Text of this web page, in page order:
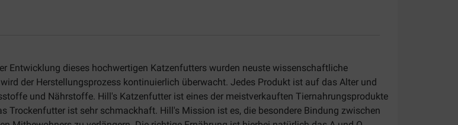
Entwicklung dieses hochwertigen Katzenfutters wurden neuste wissenschaftliche
der Herstellungsprozess kontinuierlich überwacht. Jedes Produkt ist auf das Alter und
und Nährstoffe. Hill's Katzenfutter ist eines der meistverkauften Tiernahrungsprodukte
Trockenfutter ist sehr schmackhaft. Hill's Mission ist es, die besondere Bindung zwischen